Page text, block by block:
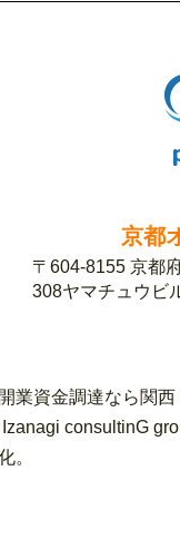
京都
〒604-8155 京都
308ヤマチュウビ
業資金調達なら関
consultinG
。